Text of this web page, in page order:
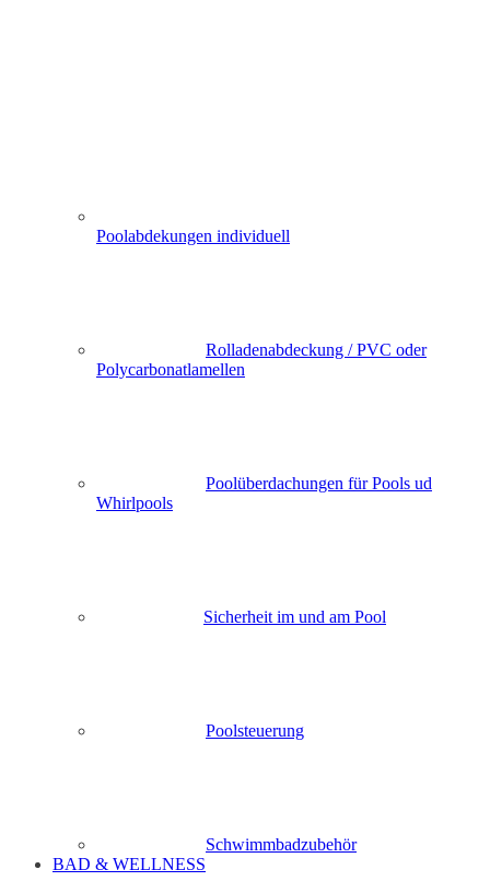
Poolabdekungen individuell
Rolladenabdeckung / PVC oder
Polycarbonatlamellen
Poolüberdachungen für Pools ud
Whirlpools
Sicherheit im und am Pool
Poolsteuerung
Schwimmbadzubehör
BAD & WELLNESS